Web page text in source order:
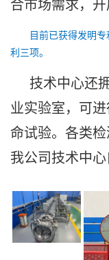
目前已获得发明
利三项。
技术中心还
业实验室，可
命试验。各类
我公司技术中